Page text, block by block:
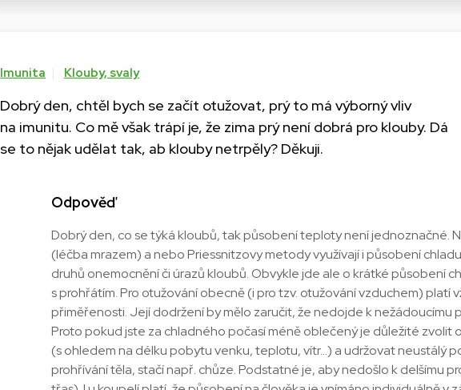
Imunita Klouby, svaly
Dobrý den, chtěl bych se začít otužovat, prý to má výborný vliv
na imunitu. Co mě však trápí je, že zima prý není dobrá pro klouby. Dá
se to nějak udělat tak, ab klouby netrpěly? Děkuji.
Odpověď
Dobrý den, co se týká kloubů, tak působení teploty není jednoznačné.
(léčba mrazem) a nebo Priessnitzovy metody využívají i působení
druhů onemocnění či úrazů kloubů. Obvykle jde ale o krátké působení
s prohřátím. Pro otužování obecně (i pro tzv. otužování vzduchem) platí
přiměřenosti. Její dodržení by mělo zaručit, že nedojde k nežádoucímu
Proto pokud jste za chladného počasí méně oblečený je důležité zvolit
(s ohledem na délku pobytu venku, teplotu, vítr...) a udržovat neustálý
prohřívání těla, stačí např. chůze. Podstatné je, aby nedošlo k delšímu